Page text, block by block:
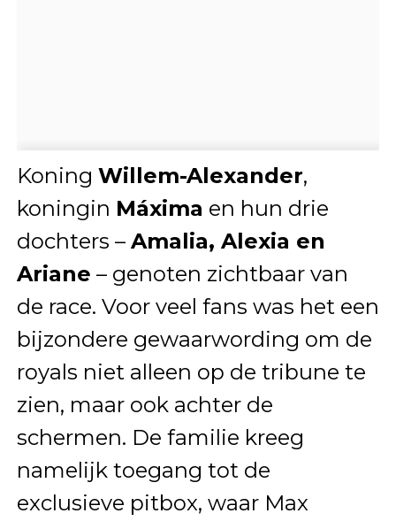
Koning Willem-Alexander,
koningin Máxima en hun drie
dochters – Amalia, Alexia en
Ariane – genoten zichtbaar van
de race. Voor veel fans was het een
bijzondere gewaarwording om de
royals niet alleen op de tribune te
zien, maar ook achter de
schermen. De familie kreeg
namelijk toegang tot de
exclusieve pitbox, waar Max